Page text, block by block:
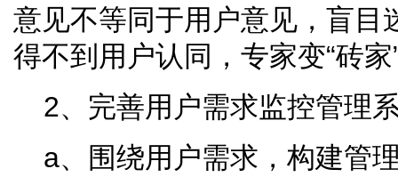
意见不等同于用户意见，盲目
得不到用户认同，专家变“砖家
2、完善用户需求监控管理
a、围绕用户需求，构建管